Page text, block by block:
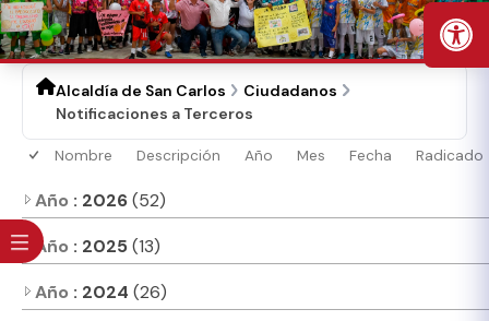
Alcaldía de San Carlos
Ciudadanos
Notificaciones a Terceros
Nombre Descripción Año Mes Fecha Radicado
Año : 2026(52)
Año : 2025(13)
Año : 2024 (26)